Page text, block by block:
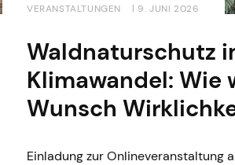
VERANSTALTUNGEN | 9. JUNI 2026
Waldnaturschutz
Klimawandel: Wie
Wunsch
Einladung zur Onlineveranstaltung